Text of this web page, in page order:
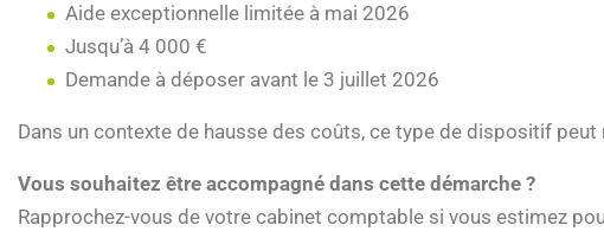
Aide exceptionnelle limitée à mai 2026
Jusqu’à 4 000 €
Demande à déposer avant le 3 juillet 2026
Dans un contexte de hausse des coûts, ce type de dispositif
Vous souhaitez être accompagné dans cette démarche ?
Rapprochez-vous de votre cabinet comptable si vous estimez